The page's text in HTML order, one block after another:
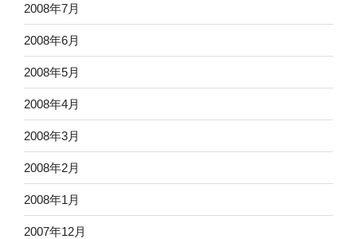
2008年7月
2008年6月
2008年5月
2008年4月
2008年3月
2008年2月
2008年1月
2007年12月